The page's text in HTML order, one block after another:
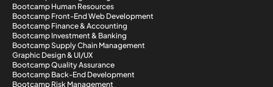
Bootcamp Human Resources
Bootcamp Front-End Web Development
Bootcamp Finance & Accounting
Bootcamp Investment & Banking
Bootcamp Supply Chain Management
Graphic Design & UI/UX
Bootcamp Quality Assurance
Bootcamp Back-End Development
Bootcamp Risk Management